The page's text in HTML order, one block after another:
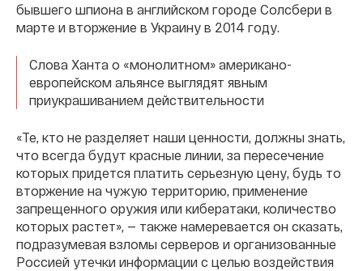
бывшего шпиона в английском городе Солсбери в
марте и вторжение в Украину в 2014 году.
Слова Ханта о «монолитном» американо-
европейском альянсе выглядят явным
приукрашиванием действительности
«Те, кто не разделяет наши ценности, должны знать,
что всегда будут красные линии, за пересечение
которых придется платить серьезную цену, будь то
вторжение на чужую территорию, применение
запрещенного оружия или кибератаки, количество
которых растет», — также намеревается он сказать,
подразумевая взломы серверов и организованные
Россией утечки информации с целью воздействия